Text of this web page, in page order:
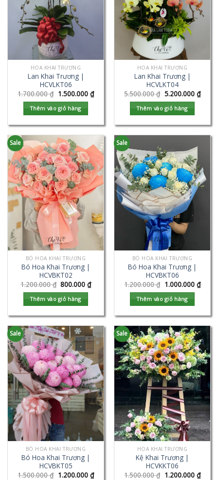
HOA KHAI TRƯƠNG
Lan Khai Trương |
HCVLKT06
1.700.000₫ 1.500.000 ₫
Thêm vào giỏ hàng
HOA KHAI TRƯƠNG
Lan Khai Trương |
HCVLKT04
5.500.000₫ 5.200.000 ₫
Thêm vào giỏ hàng
Sale
BÓ HOA KHAI TRƯƠNG
Bó Hoa Khai Trương |
HCVBKT02
1.200.000₫ 800.000₫
Thêm vào giỏ hàng
Sale
BÓ HOA KHAI TRƯƠNG
Bó Hoa Khai Trương |
HCVBKT06
1.200.000₫ 1.000.000 ₫
Thêm vào giỏ hàng
Sale
BÓ HOA KHAI TRƯƠNG
Bó Hoa Khai Trương |
HCVBKT05
1.500.000₫ 1.200.000 ₫
Sale
HOA KHAI TRƯƠNG
Kệ Khai Trương |
HCVKKT06
1.500.000₫ 1.200.000 ₫